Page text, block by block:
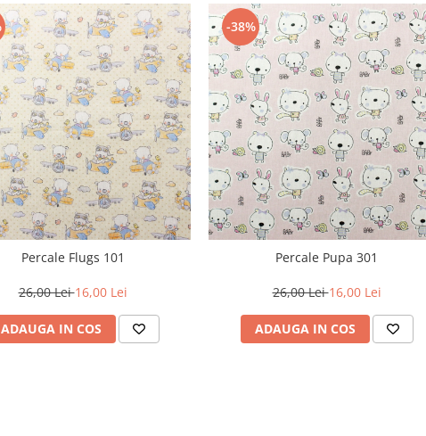
Percale Flugs 101
26,00 Lei16,00 Lei
ADAUGA IN COS
-38%
Percale Pupa 301
26,00 Lei16,00 Lei
ADAUGA IN COS